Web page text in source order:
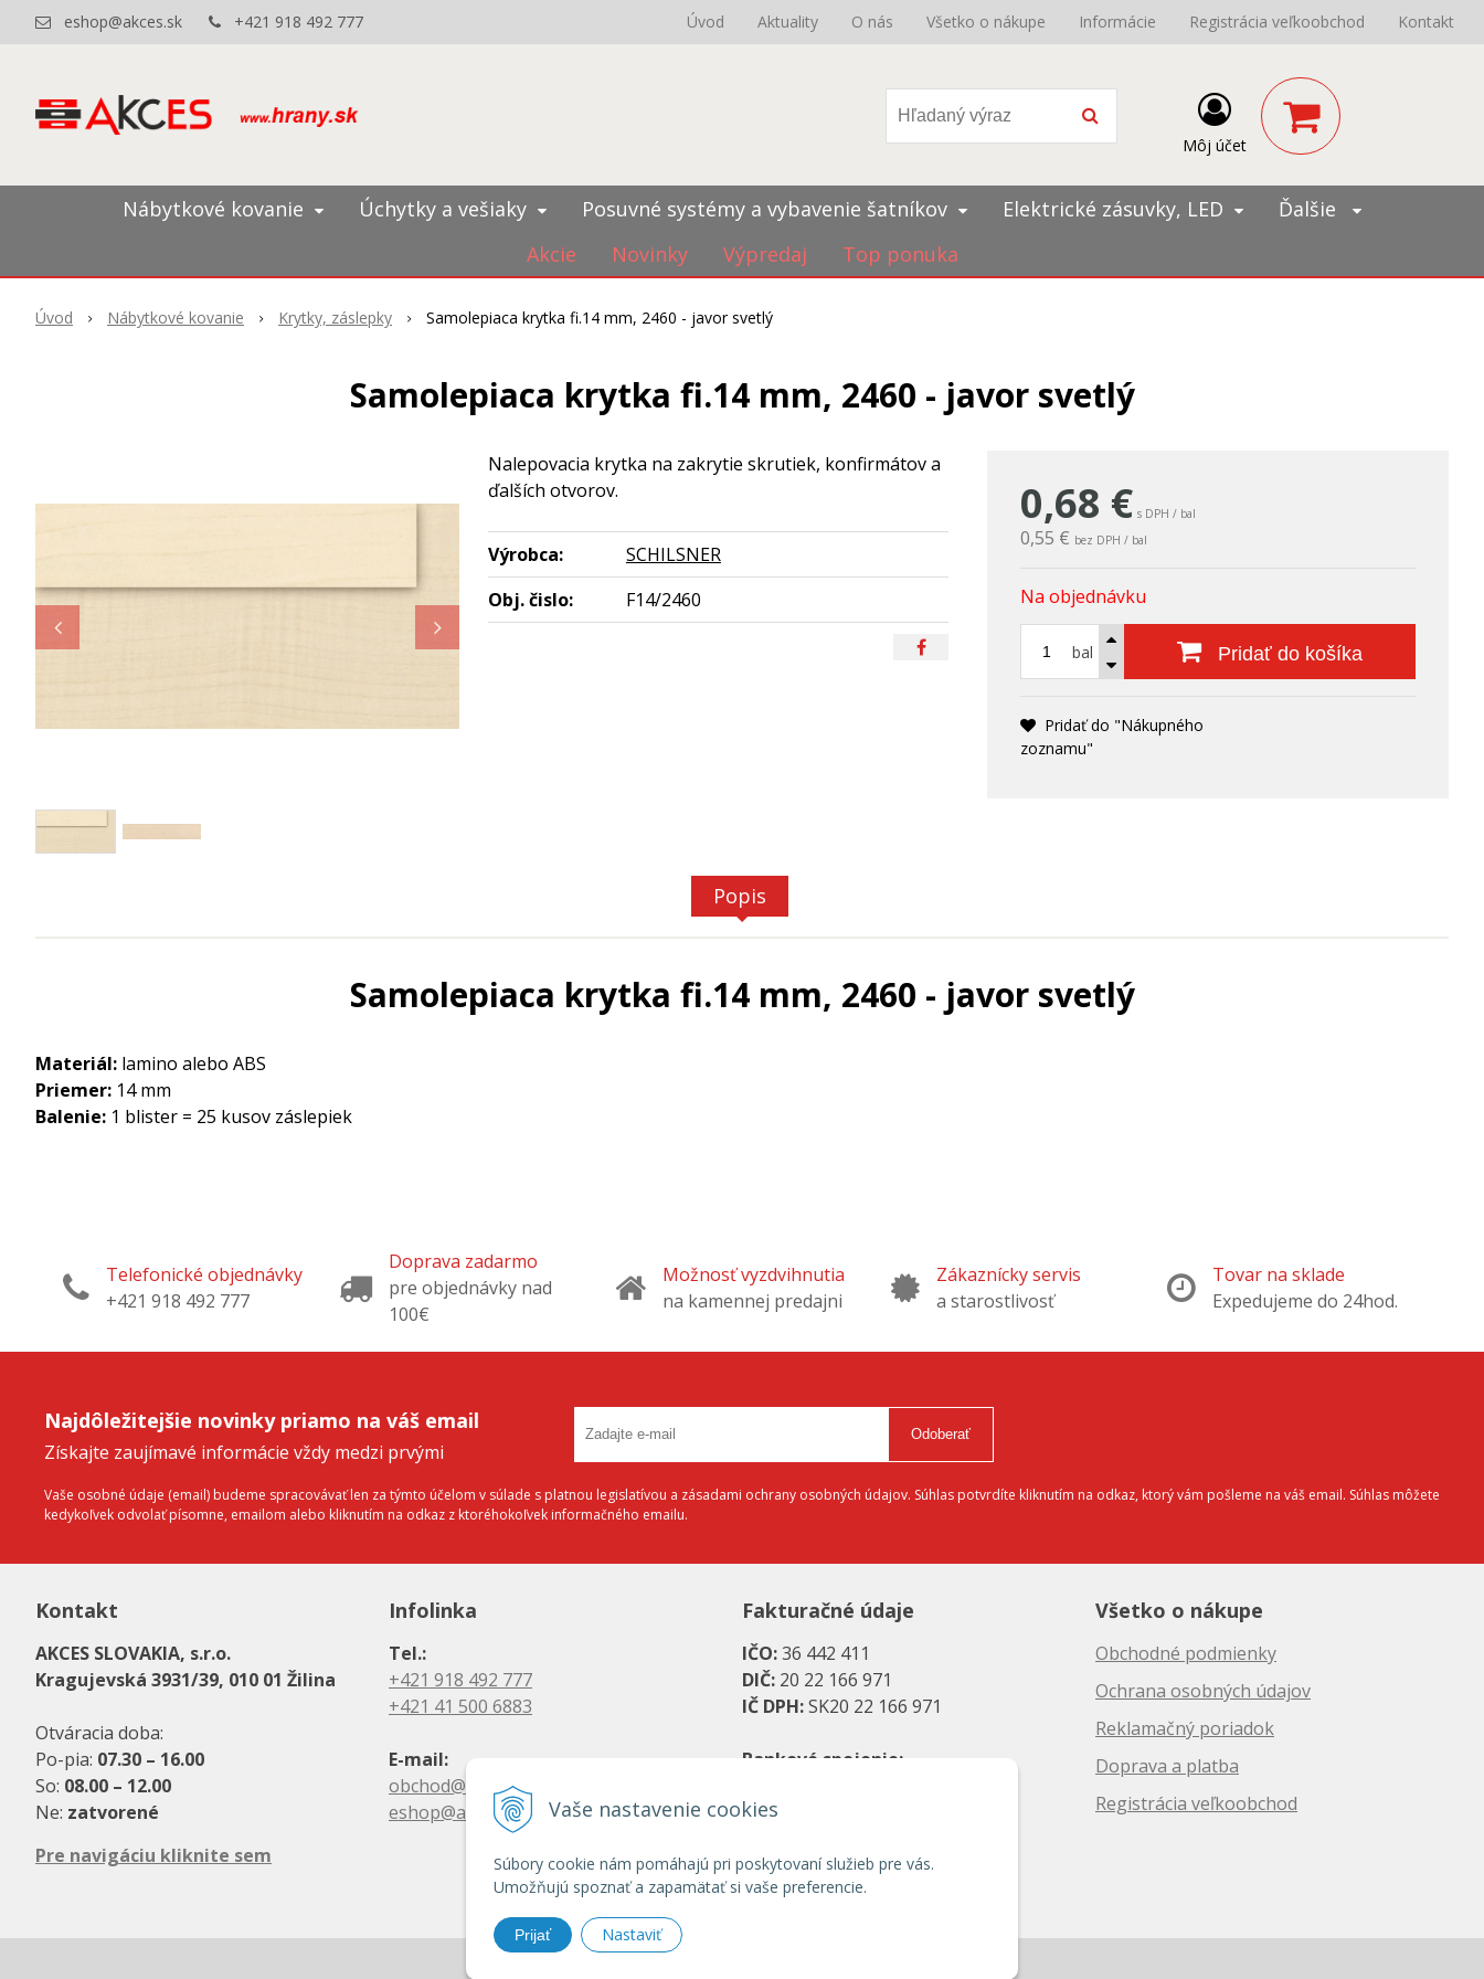
Vaše nastavenie cookies
Súbory cookie nám pomáhajú pri poskytovaní služieb pre vás.
Umožňujú spoznať a zapamätať si vaše preferencie.
Prijať Nastaviť
eshop@akces.sk +421 918 492 777 Úvod Aktuality O nás Všetko o nákupe Informácie Registrácia veľkoobchod Kontakt
Môj účet
Nábytkové kovanie Úchytky a vešiaky Posuvné systémy a vybavenie šatníkov Elektrické zásuvky, LED
Ďalšie
Akcie
Novinky Výpredaj Top ponuka
Úvod Nábytkové kovanie Krytky, záslepky Samolepiaca krytka fi.14 mm, 2460 - javor svetlý
Samolepiaca krytka fi.14 mm, 2460 - javor svetlý
0,68 € s DPH / bal
0,55 € bez DPH / bal
Na objednávku
bal Pridať do košíka
Pridať do "Nákupného
zoznamu"
Nalepovacia krytka na zakrytie skrutiek, konfirmátov a
ďalších otvorov.
Výrobca:
SCHILSNER
Obj. čislo:
F14/2460
Popis
Samolepiaca krytka fi.14 mm, 2460 - javor svetlý
Materiál: lamino alebo ABS
Priemer: 14 mm
Balenie: 1 blister = 25 kusov záslepiek
Telefonické objednávky
+421 918 492 777
Doprava zadarmo
pre objednávky nad
100€
Možnosť vyzdvihnutia
na kamennej predajni
Zákaznícky servis
a starostlivosť
Tovar na sklade
Expedujeme do 24hod.
Najdôležitejšie novinky priamo na váš email
Získajte zaujímavé informácie vždy medzi prvými
Odoberať
Vaše osobné údaje (email) budeme spracovávať len za týmto účelom v súlade s platnou legislatívou a zásadami ochrany osobných údajov. Súhlas potvrdíte kliknutím na odkaz, ktorý vám pošleme na váš email. Súhlas môžete
kedykoľvek odvolať písomne, emailom alebo kliknutím na odkaz z ktoréhokoľvek informačného emailu.
Kontakt
AKCES SLOVAKIA, s.r.o.
Kragujevská 3931/39, 010 01 Žilina
Otváracia doba:
Po-pia: 07.30 – 16.00
So: 08.00 – 12.00
Ne: zatvorené
Pre navigáciu kliknite sem
Infolinka
Tel.:
+421 918 492 777
+421 41 500 6883
E-mail:
obchod@akces.sk
eshop@akces.sk
Fakturačné údaje
IČO:36 442 411
DIČ: 20 22 166 971
IČ DPH:SK20 22 166 971
Bankové spojenie:
UniCredit Bank, a. s.
SK31 1100 0000 0029 2786 0750
Tatra banka, a. s.
Všetko o nákupe
Obchodné podmienky
Ochrana osobných údajov
Reklamačný poriadok
Doprava a platba
Registrácia veľkoobchod